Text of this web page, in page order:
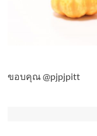
ขอบคุณ @pjpjpitt